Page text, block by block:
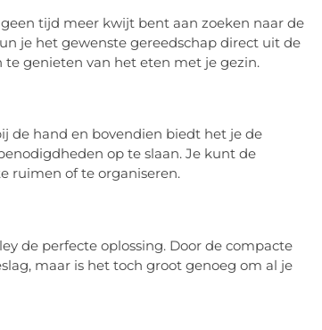
tijd meer kwijt bent aan zoeken naar de
je het gewenste gereedschap direct uit de
genieten van het eten met je gezin.
de hand en bovendien biedt het je de
op te slaan. Je kunt de
ruimen of te organiseren.
de perfecte oplossing. Door de compacte
maar is het toch groot genoeg om al je